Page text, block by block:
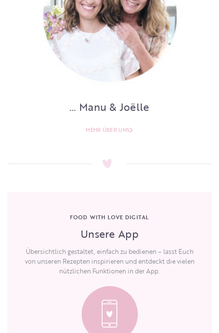
… Manu & Joëlle
MEHR ÜBER UNS
FOOD WITH LOVE DIGITAL
Unsere App
Übersichtlich gestaltet, einfach zu bedienen – lasst Euch
von unseren Rezepten inspirieren und entdeckt die vielen
nützlichen Funktionen in der App.